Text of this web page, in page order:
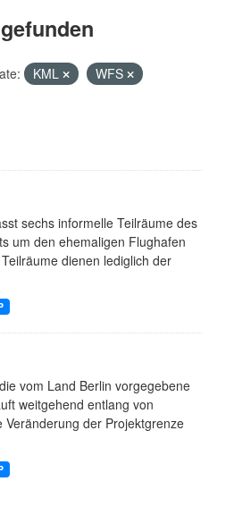
KML
WFS
sechs informelle Teilräume des
um den ehemaligen Flughafen
dienen lediglich der
vom Land Berlin vorgegebene
weitgehend entlang von
Veränderung der Projektgrenze